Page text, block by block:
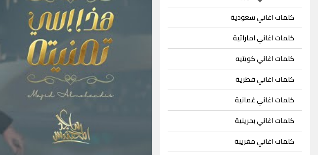
كلمات اغاني سعودية
كلمات اغاني اماراتية
كلمات اغاني كويتيه
كلمات اغاني قطرية
كلمات اغاني عُمانية
كلمات اغاني بحرينية
كلمات اغاني مغريبة